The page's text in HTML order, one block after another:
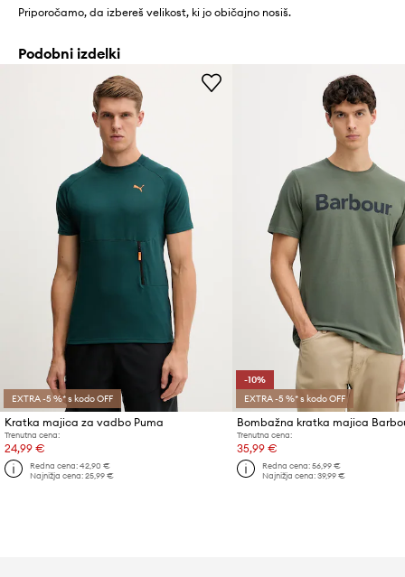
Priporočamo, da izbereš velikost, ki jo običajno nosiš.
Podobni izdelki
EXTRA -5 %* s kodo OFF
Kratka majica za vadbo Puma
Trenutna cena:
24,99 €
Redna cena:42,90 €
Najnižja cena:25,99 €
-10%
EXTRA -5 %* s kodo OFF
Trenutna cena:
35,99 €
Redna cena:56,99 €
Najnižja cena:39,99 €